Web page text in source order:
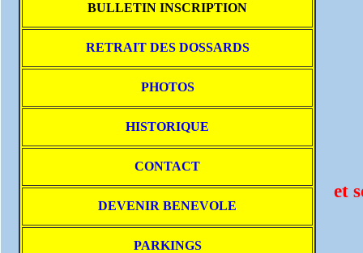
BULLETIN INSCRIPTION
RETRAIT DES DOSSARDS
PHOTOS
HISTORIQUE
CONTACT
DEVENIR BENEVOLE
PARKINGS
et